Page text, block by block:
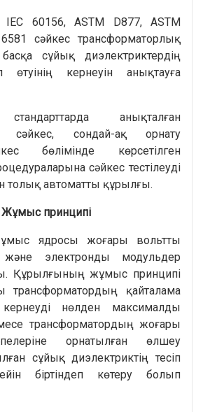
IEC 60156, ASTM D877, ASTM
сәйкес трансформаторлық
сұйық диэлектриктердің
өтуінің кернеуін анықтауға
анықталған
сәйкес, сондай-ақ орнату
бөлімінде көрсетілген
сәйкес тестілеуді
толық автоматты құрылғы.
Жұмыс принципі
ядросы жоғары вольтты
және электронды модульдер
Құрылғының жұмыс принципі
трансформатордың қайталама
нөлден максималды
трансформатордың жоғары
орнатылған өлшеу
сұйық диэлектриктің тесіп
біртіндеп көтеру болып